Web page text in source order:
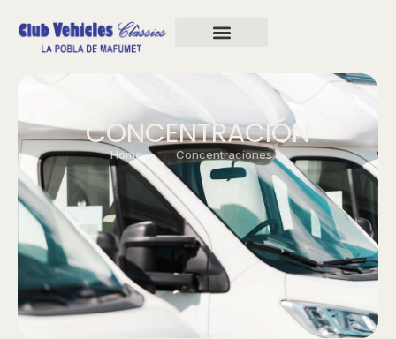
CONCENTRACIÓN
Home Concentraciones